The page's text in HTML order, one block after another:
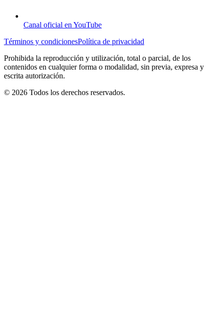
Canal oficial en YouTube
Términos y condicionesPolítica de privacidad
Prohibida la reproducción y utilización, total o parcial, de los
contenidos en cualquier forma o modalidad, sin previa, expresa y
escrita autorización.
© 2026 Todos los derechos reservados.